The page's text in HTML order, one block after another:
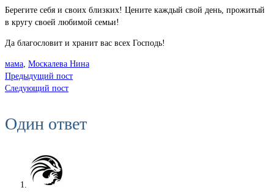
Берегите себя и своих близких! Цените каждый свой день, прожитый
в кругу своей любимой семьи!
Да благословит и хранит вас всех Господь!
мама, Москалева Нина
Предыдущий пост
Следующий пост
Один ответ